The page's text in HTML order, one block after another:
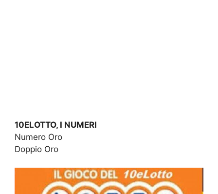
10ELOTTO, I NUMERI
Numero Oro
Doppio Oro